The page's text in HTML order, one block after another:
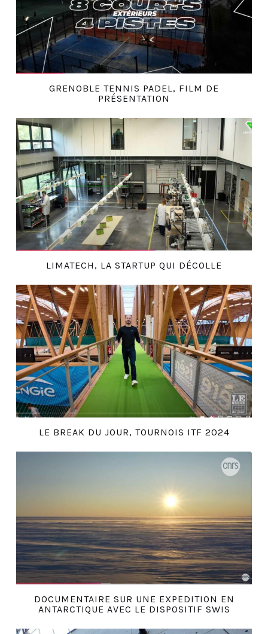
GRENOBLE TENNIS PADEL, FILM DE
PRÉSENTATION
LIMATECH, LA STARTUP QUI DÉCOLLE
LE BREAK DU JOUR, TOURNOIS ITF 2024
DOCUMENTAIRE SUR UNE EXPEDITION EN
ANTARCTIQUE AVEC LE DISPOSITIF SWIS